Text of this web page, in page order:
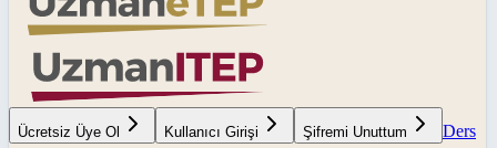
Ücretsiz Üye Ol Kullanıcı Girişi Şifremi Unuttum
Ders